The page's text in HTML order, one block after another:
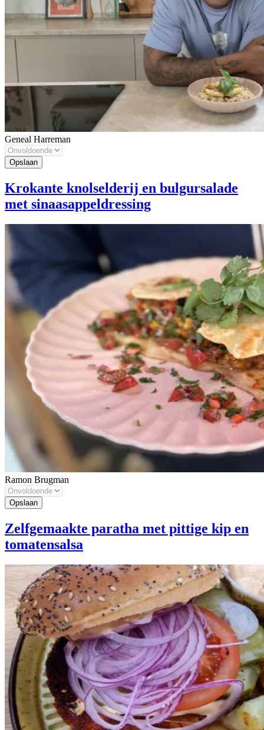
Geneal Harreman
Krokante knolselderij en bulgursalade
met sinaasappeldressing
Ramon Brugman
Zelfgemaakte paratha met pittige kip en
tomatensalsa